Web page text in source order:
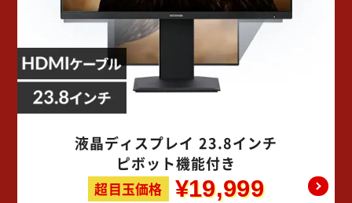
液晶ディスプレイ 23.8インチ
ピボット機能付き
超目玉価格 ¥19,999